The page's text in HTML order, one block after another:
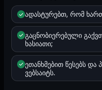
მასწავლებლის შვილთან
გამარჯობა მე ლუკა ვარ
ისტორია, რომელიც
მე პორნოს ყურება...
ანონიმური
2026-04-30 02:16 4870 4
ადასტურებთ, რომ
გაცნობიერებული
ხასიათი;
ეთანხმებით წესებს და
ვებსაიტს.